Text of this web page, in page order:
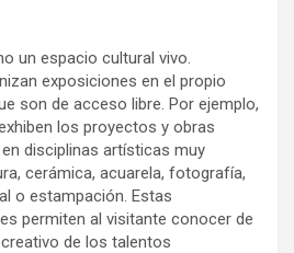
un espacio cultural vivo.
exposiciones en el propio
son de acceso libre. Por ejemplo,
los proyectos y obras
disciplinas artísticas muy
cerámica, acuarela, fotografía,
o estampación. Estas
permiten al visitante conocer de
de los talentos